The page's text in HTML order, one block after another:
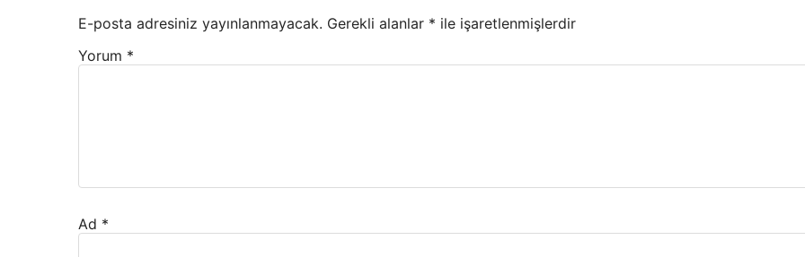
E-posta adresiniz yayınlanmayacak. Gerekli alanlar * ile işaretlenmişlerdir
Yorum *
Ad *